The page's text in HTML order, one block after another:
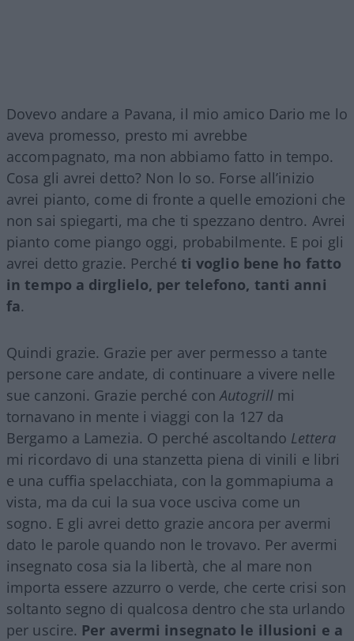
Dovevo andare a Pavana, il mio amico Dario me lo
aveva promesso, presto mi avrebbe
accompagnato, ma non abbiamo fatto in tempo.
Cosa gli avrei detto? Non lo so. Forse all’inizio
avrei pianto, come di fronte a quelle emozioni che
non sai spiegarti, ma che ti spezzano dentro. Avrei
pianto come piango oggi, probabilmente. E poi gli
avrei detto grazie. Perché ti voglio bene ho fatto
in tempo a dirglielo, per telefono, tanti anni
fa.
Quindi grazie. Grazie per aver permesso a tante
persone care andate, di continuare a vivere nelle
sue canzoni. Grazie perché conAutogrill mi
tornavano in mente i viaggi con la 127 da
Bergamo a Lamezia. O perché ascoltando Lettera
mi ricordavo di una stanzetta piena di vinili e libri
e una cuffia spelacchiata, con la gommapiuma a
vista, ma da cui la sua voce usciva come un
sogno. E gli avrei detto grazie ancora per avermi
dato le parole quando non le trovavo. Per avermi
insegnato cosa sia la libertà, che al mare non
importa essere azzurro o verde, che certe crisi son
soltanto segno di qualcosa dentro che sta urlando
per uscire. Per avermi insegnato le illusioni e a